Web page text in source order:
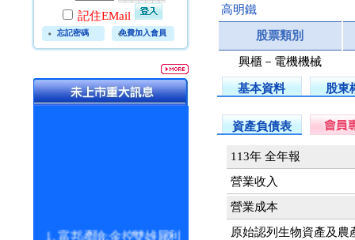
記住EMail
忘記密碼 免費加入會員
富邦產險:金控雙雄犀利
高明鐵
股票類別
興櫃－電機機械
基本資料 股東
資產負債表
113年 全年報
營業收入
營業成本
原始認列生物資產及農